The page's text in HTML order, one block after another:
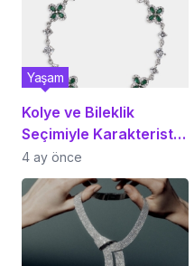
Kolye ve Bileklik
Seçimiyle Karakteristik
Bir İmaj Yaratın
Yaşam
4 ay önce